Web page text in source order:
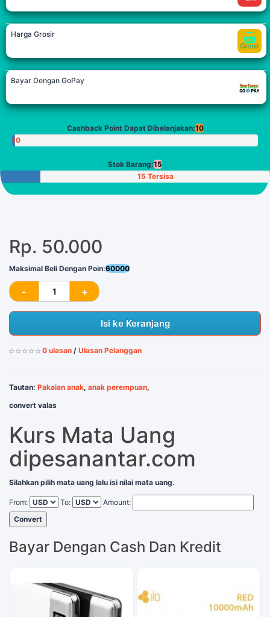
Harga Grosir
Bayar Dengan GoPay
Cashback Point Dapat Dibelanjakan:10
10
Stok Barang:15
15 Tersisa
Rp. 50.000
Maksimal Beli Dengan Poin:60000
Isi ke Keranjang
0 ulasan / Ulasan Pelanggan
Tautan: Pakaian anak, anak perempuan,
convert valas
Kurs Mata Uang
dipesanantar.com
Silahkan pilih mata uang lalu isi nilai mata uang.
From: To:
Amount:
Convert
Bayar Dengan Cash Dan Kredit